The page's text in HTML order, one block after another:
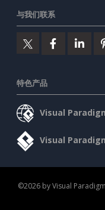
与我们联系
特色产品
Visual
Visual
©2026 by Visual